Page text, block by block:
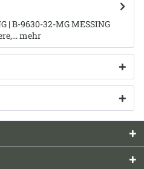
| B-9630-32-MG MESSING
mehr